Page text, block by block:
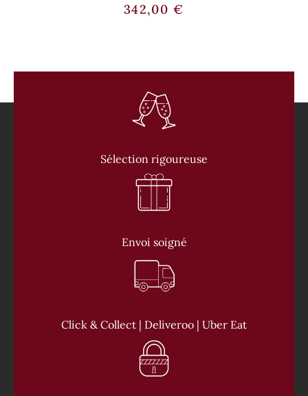
342,00 €
Sélection rigoureuse
Envoi soigné
Click & Collect | Deliveroo | Uber Eat